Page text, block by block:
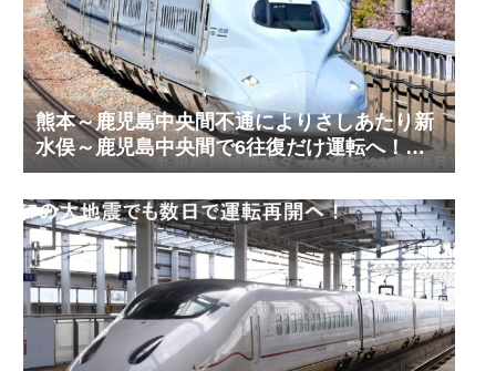
熊本～鹿児島中央間不通によりさしあたり新
水俣～鹿児島中央間で6往復だけ運転へ！
九州新幹線臨時ダイヤ運転(2026年8月)